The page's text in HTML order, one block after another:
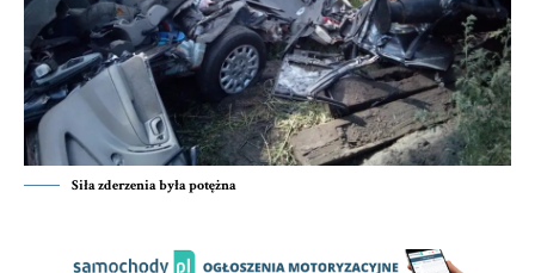
Siła zderzenia była potężna